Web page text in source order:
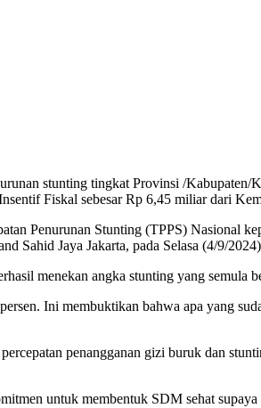
stunting tingkat Provinsi /
Fiskal sebesar Rp 6,45 miliar dari
Penurunan Stunting (TPPS) Nasional
Sahid Jaya Jakarta, pada Selasa (4/9/
menekan angka stunting yang semula
Ini membuktikan bahwa apa yang
penangganan gizi buruk dan
untuk membentuk SDM sehat